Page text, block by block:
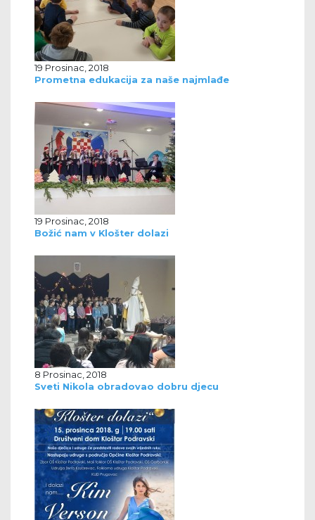
19 Prosinac, 2018
Prometna edukacija za naše najmlađe
19 Prosinac, 2018
Božić nam v Klošter dolazi
8 Prosinac, 2018
Sveti Nikola obradovao dobru djecu